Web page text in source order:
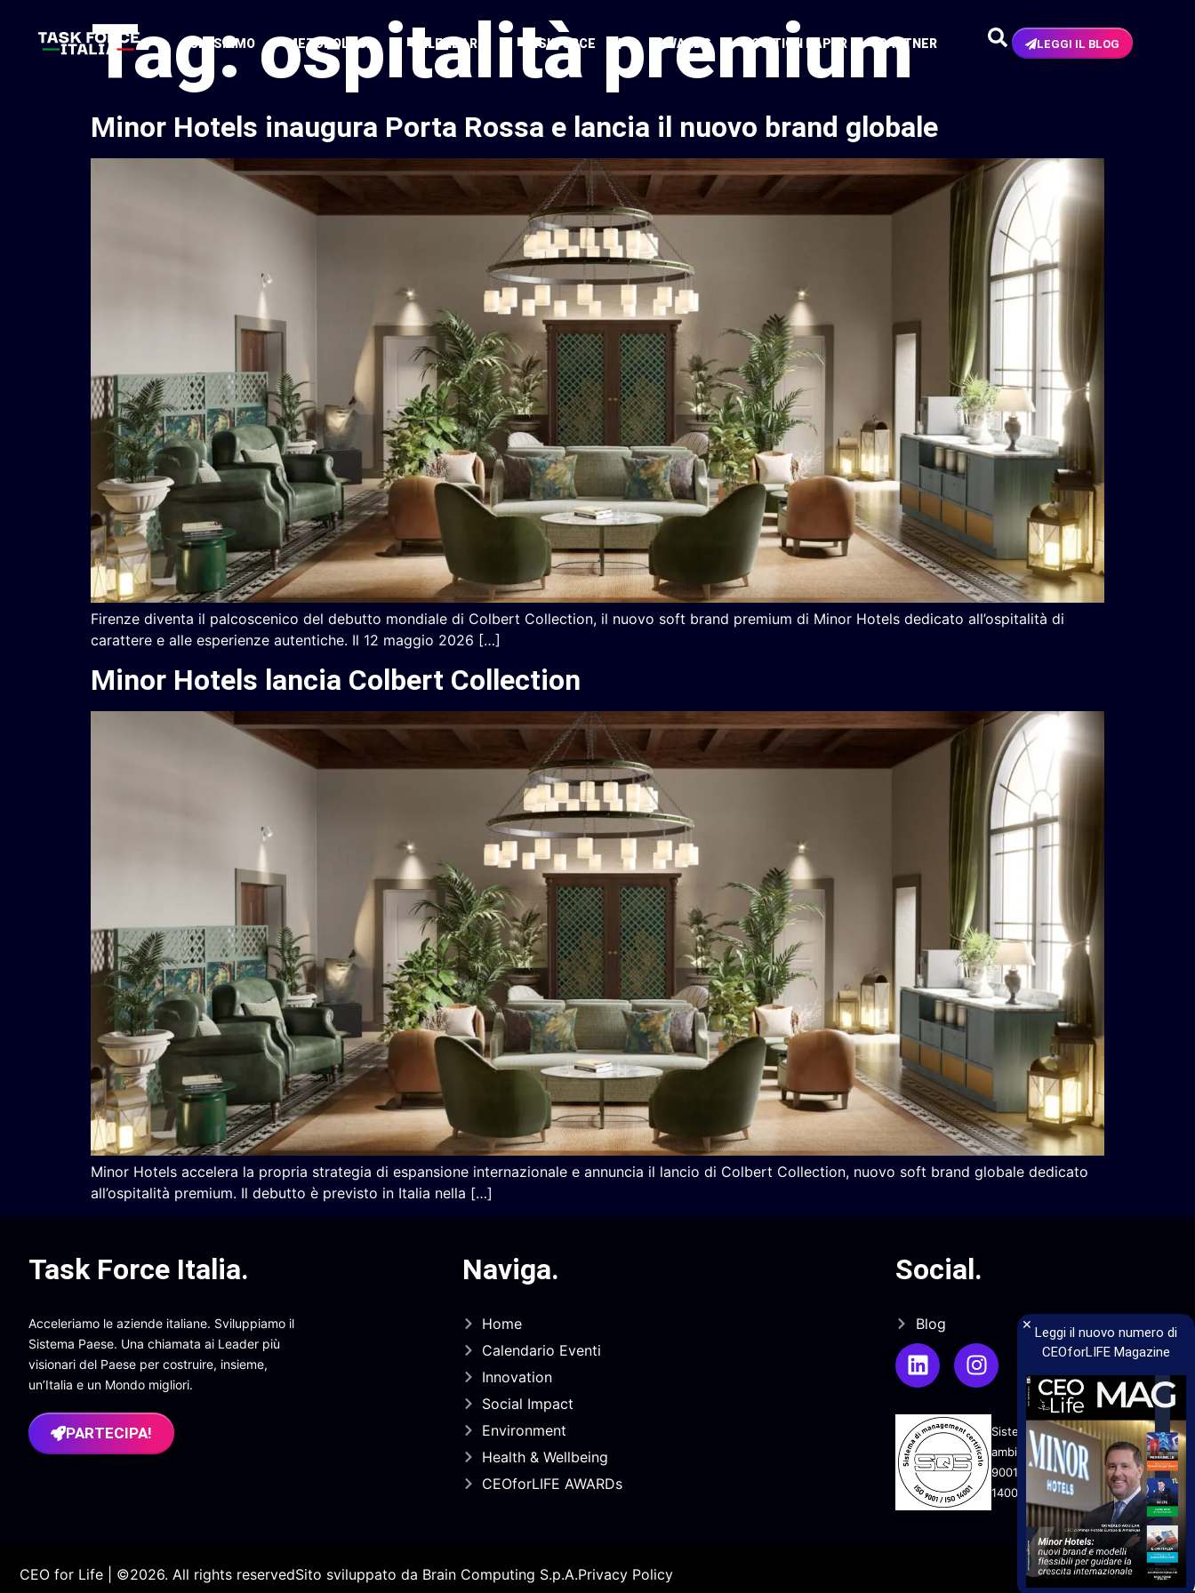
CHI SIAMO METODOLOGIA CALENDARIO TASKFORCE AWARDS POSITION PAPER PARTNER LEGGI IL BLOG
Tag:ospitalità premium
Minor Hotels inaugura Porta Rossa e lancia il nuovo brand globale
Firenze diventa il palcoscenico del debutto mondiale di Colbert Collection, il nuovo soft brand premium di Minor Hotels dedicato all’ospitalità di
carattere e alle esperienze autentiche. Il 12 maggio 2026 […]
Minor Hotels lancia Colbert Collection
Minor Hotels accelera la propria strategia di espansione internazionale e annuncia il lancio di Colbert Collection, nuovo soft brand globale dedicato
all’ospitalità premium. Il debutto è previsto in Italia nella […]
× Leggi il nuovo numero di
CEOforLIFE Magazine
Task Force Italia.
Acceleriamo le aziende italiane. Sviluppiamo il
Sistema Paese. Una chiamata ai Leader più
visionari del Paese per costruire, insieme,
un’Italia e un Mondo migliori.
PARTECIPA!
Naviga.
Home
Calendario Eventi
Innovation
Social Impact
Environment
Health & Wellbeing
CEOforLIFE AWARDs
Social.
Blog
Sistema di gestione qualità e
ambiente UNI EN ISO
9001:2015 - UNI EN ISO
14001:2015
CEO for Life | ©2026. All rights reservedSito sviluppato da Brain Computing S.p.A.Privacy Policy